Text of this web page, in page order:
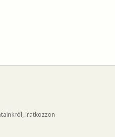
iratkozzon